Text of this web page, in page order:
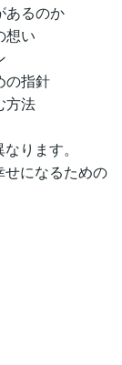
あるのか
想い
の指針
方法
ります。
になるための